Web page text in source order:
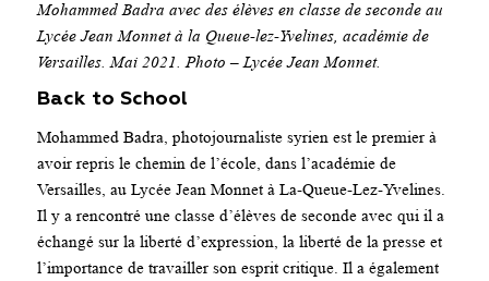
Mohammed Badra avec des élèves en classe de seconde au
Lycée Jean Monnet à la Queue-lez-Yvelines, académie de
Versailles. Mai 2021. Photo – Lycée Jean Monnet.
Back to School
Mohammed Badra, photojournaliste syrien est le premier à
avoir repris le chemin de l’école, dans l’académie de
Versailles, au Lycée Jean Monnet à La-Queue-Lez-Yvelines.
Il y a rencontré une classe d’élèves de seconde avec qui il a
échangé sur la liberté d’expression, la liberté de la presse et
l’importance de travailler son esprit critique. Il a également